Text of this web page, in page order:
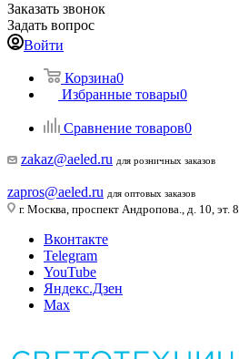
Заказать звонок
Задать вопрос
Войти
Корзина0
Избранные товары0
Сравнение товаров0
zakaz@aeled.ru для розничных заказов
zapros@aeled.ru для оптовых заказов
г. Москва, проспект Андропова., д. 10, эт. 8
Вконтакте
Telegram
YouTube
Яндекс.Дзен
Max